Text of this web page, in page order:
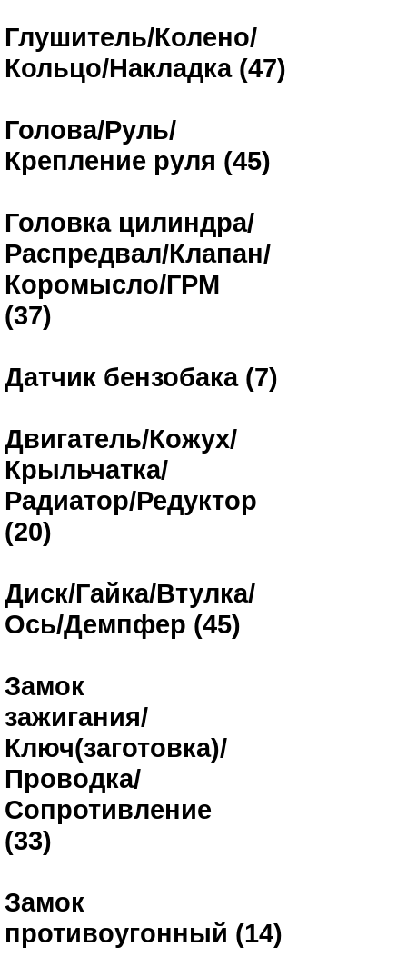
Глушитель/Колено/
Кольцо/Накладка (47)
Голова/Руль/
Крепление руля (45)
Головка цилиндра/
Распредвал/Клапан/
Коромысло/ГРМ
(37)
Датчик бензобака (7)
Двигатель/Кожух/
Крыльчатка/
Радиатор/Редуктор
(20)
Диск/Гайка/Втулка/
Ось/Демпфер (45)
Замок
зажигания/
Ключ(заготовка)/
Проводка/
Сопротивление
(33)
Замок
противоугонный (14)